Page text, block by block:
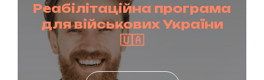
Реабілітаційна програма
для військових України
🇺🇦